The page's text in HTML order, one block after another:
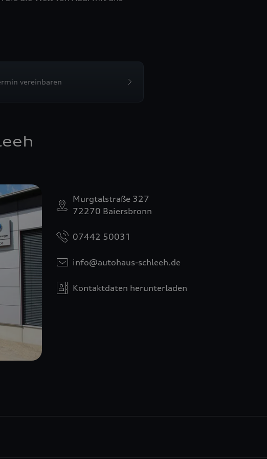
vereinbaren
Murgtalstraße 327
72270 Baiersbronn
07442 50031
info@autohaus-schleeh.de
Kontaktdaten herunterladen